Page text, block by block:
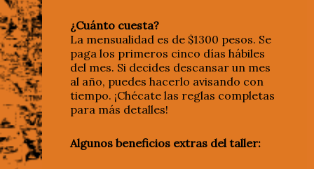
¿Cuánto cuesta?
La mensualidad es de $1300 pesos. Se
paga los primeros cinco días hábiles
del mes. Si decides descansar un mes
al año, puedes hacerlo avisando con
tiempo. ¡Chécate las reglas completas
para más detalles!
Algunos beneficios extras del taller: